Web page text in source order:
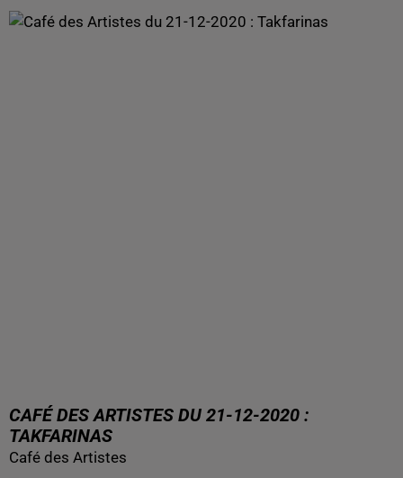
CAFÉ DES ARTISTES DU 21-12-2020 :
TAKFARINAS
Café des Artistes